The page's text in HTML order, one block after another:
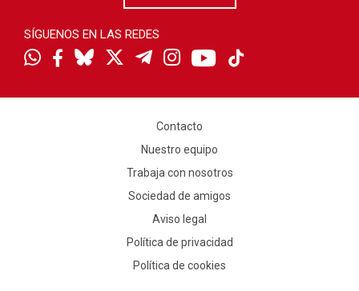
SÍGUENOS EN LAS REDES
Contacto
Nuestro equipo
Trabaja con nosotros
Sociedad de amigos
Aviso legal
Política de privacidad
Política de cookies